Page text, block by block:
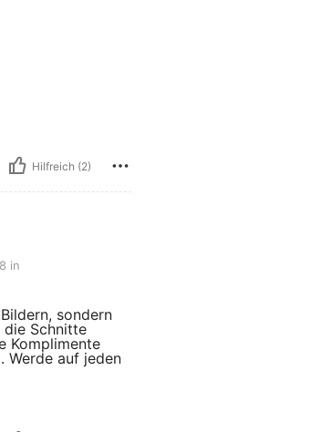
Hilfreich (2)
40 in, Brust: 91 cm / 36 in, Farbe: Weiss, Größe: M
in
sondern
Schnitte
Komplimente
Werde auf jeden